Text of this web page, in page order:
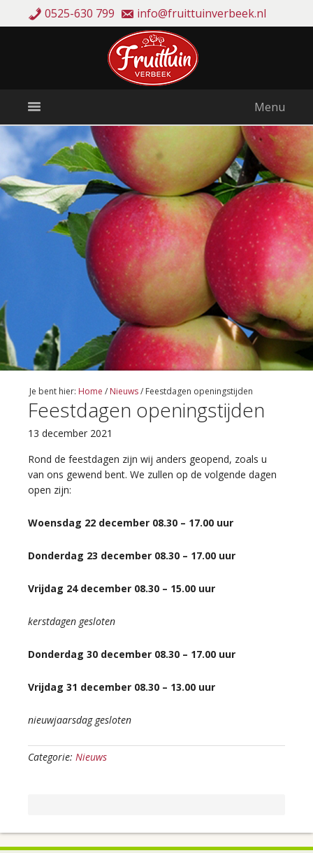
0525-630 799 info@fruittuinverbeek.nl
Menu
Je bent hier: Home / Nieuws/ Feestdagen openingstijden
Feestdagen openingstijden
13 december 2021
Rond de feestdagen zijn wij anders geopend, zoals u
van ons gewend bent. We zullen op de volgende dagen
open zijn:
Woensdag 22 december 08.30 – 17.00 uur
Donderdag 23 december 08.30 – 17.00 uur
Vrijdag 24 december 08.30 – 15.00 uur
kerstdagen gesloten
Donderdag 30 december 08.30 – 17.00 uur
Vrijdag 31 december 08.30 – 13.00 uur
nieuwjaarsdag gesloten
Categorie: Nieuws